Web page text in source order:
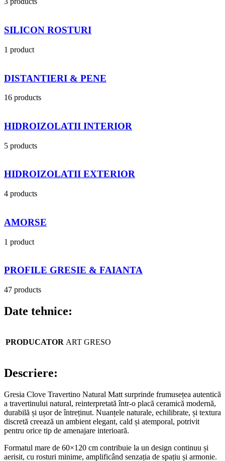
SILICON ROSTURI
1 product
DISTANTIERI & PENE
16 products
HIDROIZOLATII INTERIOR
5 products
HIDROIZOLATII EXTERIOR
4 products
AMORSE
1 product
PROFILE GRESIE & FAIANTA
47 products
Date tehnice:
PRODUCATOR ART GRESO
Descriere:
Gresia Clove Travertino Natural Matt surprinde frumusețea autentică
a travertinului natural, reinterpretată într-o placă ceramică modernă,
durabilă și ușor de întreținut. Nuanțele naturale, echilibrate, și textura
discretă creează un ambient elegant, cald și atemporal, potrivit
pentru orice tip de amenajare interioară.
Formatul mare de 60×120 cm contribuie la un design continuu și
aerisit, cu rosturi minime, amplificând senzația de spațiu și armonie.